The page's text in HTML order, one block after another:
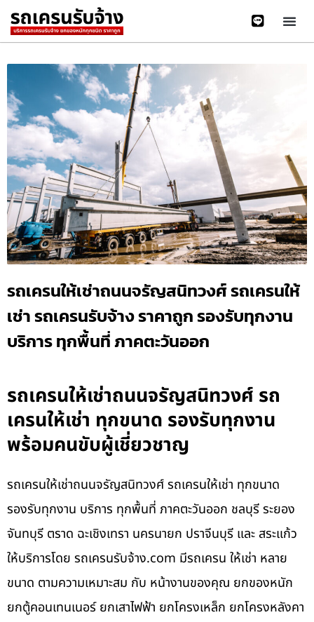
รถเครนให้เช่าถนนจรัญสนิทวงศ์ รถเครนให้
เช่า รถเครนรับจ้าง ราคาถูก รองรับทุกงาน
บริการ ทุกพื้นที่ ภาคตะวันออก
รถเครนให้เช่าถนนจรัญสนิทวงศ์ รถ
เครนให้เช่า ทุกขนาด รองรับทุกงาน
พร้อมคนขับผู้เชี่ยวชาญ
รถเครนให้เช่าถนนจรัญสนิทวงศ์ รถเครนให้เช่า ทุกขนาด
รองรับทุกงาน บริการ ทุกพื้นที่ ภาคตะวันออก ชลบุรี ระยอง
จันทบุรี ตราด ฉะเชิงเทรา นครนายก ปราจีนบุรี และ สระแก้ว
ให้บริการโดย รถเครนรับจ้าง.com มีรถเครน ให้เช่า หลาย
ขนาด ตามความเหมาะสม กับ หน้างานของคุณ ยกของหนัก
ยกตู้คอนเทนเนอร์ ยกเสาไฟฟ้า ยกโครงเหล็ก ยกโครงหลังคา